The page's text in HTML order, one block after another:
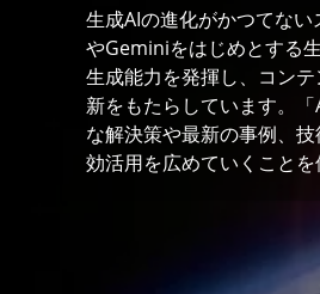
生成AIの進化がかつてな
やGeminiをはじめとする
生成能力を発揮し、コン
新をもたらしています。
な解決策や最新の事例、
効活用を広めていくことを